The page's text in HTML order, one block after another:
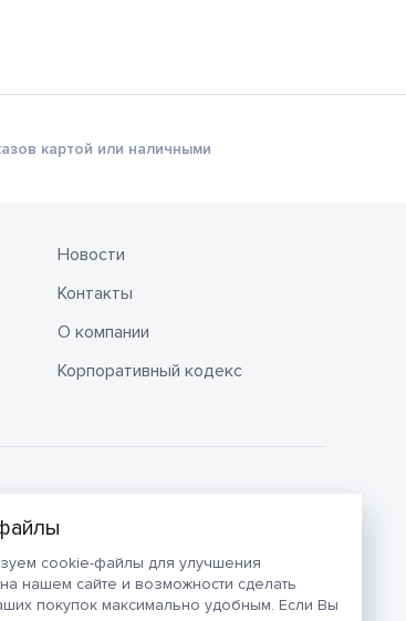
cookie-файлы для улучшения
нашем сайте и возможности сделать
покупок максимально удобным. Если Вы
картой или наличными
Новости
Контакты
О компании
Корпоративный кодекс